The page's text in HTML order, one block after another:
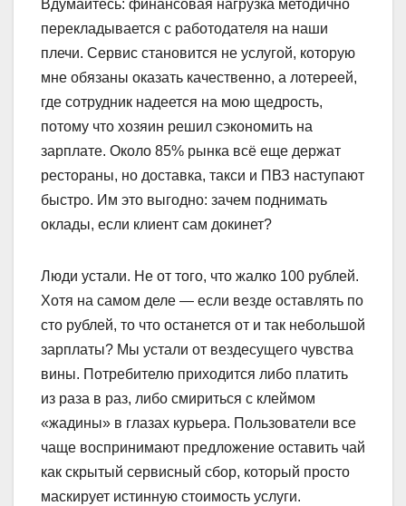
Вдумайтесь: финансовая нагрузка методично
перекладывается с работодателя на наши
плечи. Сервис становится не услугой, которую
мне обязаны оказать качественно, а лотереей,
где сотрудник надеется на мою щедрость,
потому что хозяин решил сэкономить на
зарплате. Около 85% рынка всё еще держат
рестораны, но доставка, такси и ПВЗ наступают
быстро. Им это выгодно: зачем поднимать
оклады, если клиент сам докинет?
Люди устали. Не от того, что жалко 100 рублей.
Хотя на самом деле — если везде оставлять по
сто рублей, то что останется от и так небольшой
зарплаты? Мы устали от вездесущего чувства
вины. Потребителю приходится либо платить
из раза в раз, либо смириться с клеймом
«жадины» в глазах курьера. Пользователи все
чаще воспринимают предложение оставить чай
как скрытый сервисный сбор, который просто
маскирует истинную стоимость услуги.